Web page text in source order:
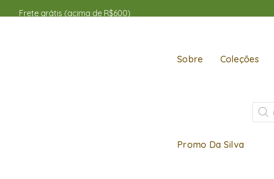
Frete grátis (acima de R$600)
Sobre Coleções
Promo Da Silva